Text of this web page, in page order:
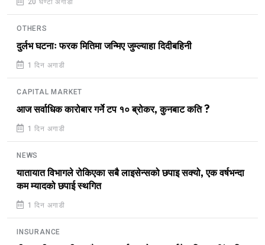
OTHERS
दुर्लभ घटनाः फरक मितिमा जन्मिए जुम्ल्याहा दिदीबहिनी
1 दिन अगाडी
CAPITAL MARKET
आज सर्वाधिक कारोबार गर्ने टप १० ब्रोकर, कुनबाट कति ?
1 दिन अगाडी
NEWS
यातायात विभागले रोकिएका सबै लाइसेन्सको छपाइ सक्यो, एक वर्षभन्दा
कम म्यादको छपाई स्थगित
1 दिन अगाडी
INSURANCE